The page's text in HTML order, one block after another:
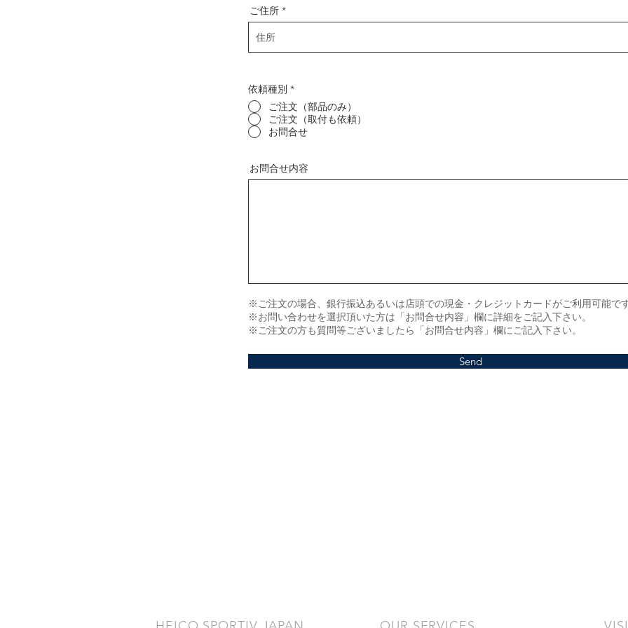
ご住所
依頼種別 *
ご注文（部品のみ）
ご注文（取付も依頼）
お問合せ
お問合せ内容
※ご注文の場合、銀行振込あるいは店頭での現金・クレジットカードがご利用可能で
※お問い合わせを選択頂いた方は「お問合せ内容」欄に詳細をご記入下さい。
※ご注文の方も質問等ございましたら「お問合せ内容」欄にご記入下さい。
Send